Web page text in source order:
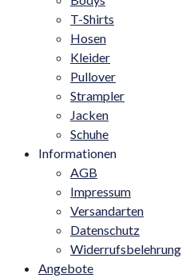
T-Shirts
Hosen
Kleider
Pullover
Strampler
Jacken
Schuhe
Informationen
AGB
Impressum
Versandarten
Datenschutz
Widerrufsbelehrung
Angebote